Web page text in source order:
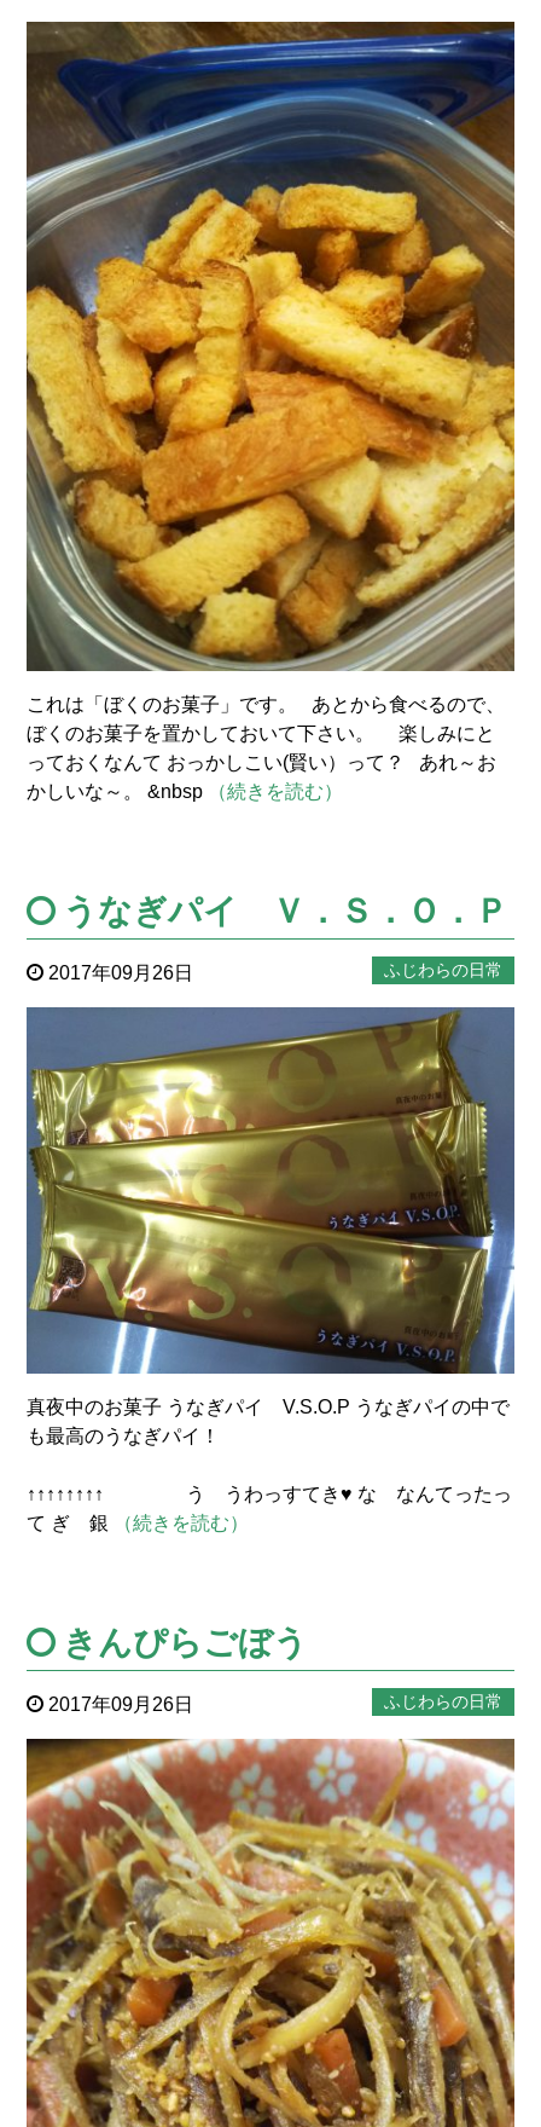
これは「ぼくのお菓子」です。 あとから食べるので、
ぼくのお菓子を置かしておいて下さい。 楽しみにと
っておくなんて おっかしこい(賢い）って？ あれ～お
かしいな～。 &nbsp
（続きを読む）
うなぎパイ Ｖ．Ｓ．Ｏ．Ｐ
2017年09月26日 ふじわらの日常
真夜中のお菓子 うなぎパイ V.S.O.P うなぎパイの中で
も最高のうなぎパイ！
↑↑↑↑↑↑↑↑ う うわっすてき♥ な なんてったっ
て ぎ 銀
（続きを読む）
きんぴらごぼう
2017年09月26日 ふじわらの日常